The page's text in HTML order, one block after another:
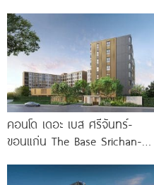
คอนโด เดอะ เบส ศรีจันทร์-
ขอนแก่น The Base Srichan-
ขอนแก่น